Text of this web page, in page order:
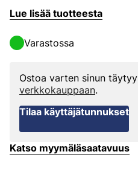
Lue lisää tuotteesta
Varastossa
Ostoa varten sinun täytyy
verkkokauppaan.
Tilaa käyttäjätunnukset
Katso myymäläsaatavuus